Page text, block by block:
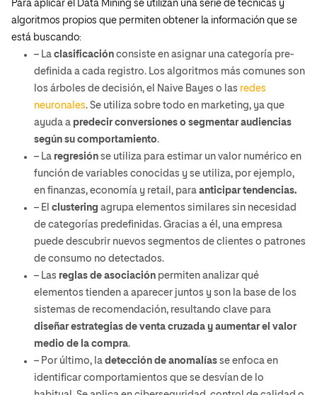
Para aplicar el Data Mining se utilizan una serie de técnicas y
algoritmos propios que permiten obtener la información que se
está buscando:
– La clasificación consiste en asignar una categoría pre-
definida a cada registro. Los algoritmos más comunes son
los árboles de decisión, el
Naive Bayes o las redes
neuronales. Se utiliza sobre todo en marketing, ya que
ayuda a predecir conversiones o segmentar audiencias
según su comportamiento.
– La regresión se utiliza para estimar un valor numérico en
función de variables conocidas y se utiliza, por ejemplo,
en finanzas, economía y retail, para anticipar tendencias.
– El clustering agrupa elementos similares sin necesidad
de categorías predefinidas. Gracias a él, una empresa
puede descubrir nuevos segmentos de clientes o patrones
de consumo no detectados.
– Las reglas de asociación permiten analizar qué
elementos tienden a aparecer juntos y son la base de los
sistemas de recomendación, resultando clave para
diseñar estrategias de venta cruzada y aumentar el valor
medio de la compra.
– Por último, la detección de anomalías se enfoca en
identificar comportamientos que se desvían de lo